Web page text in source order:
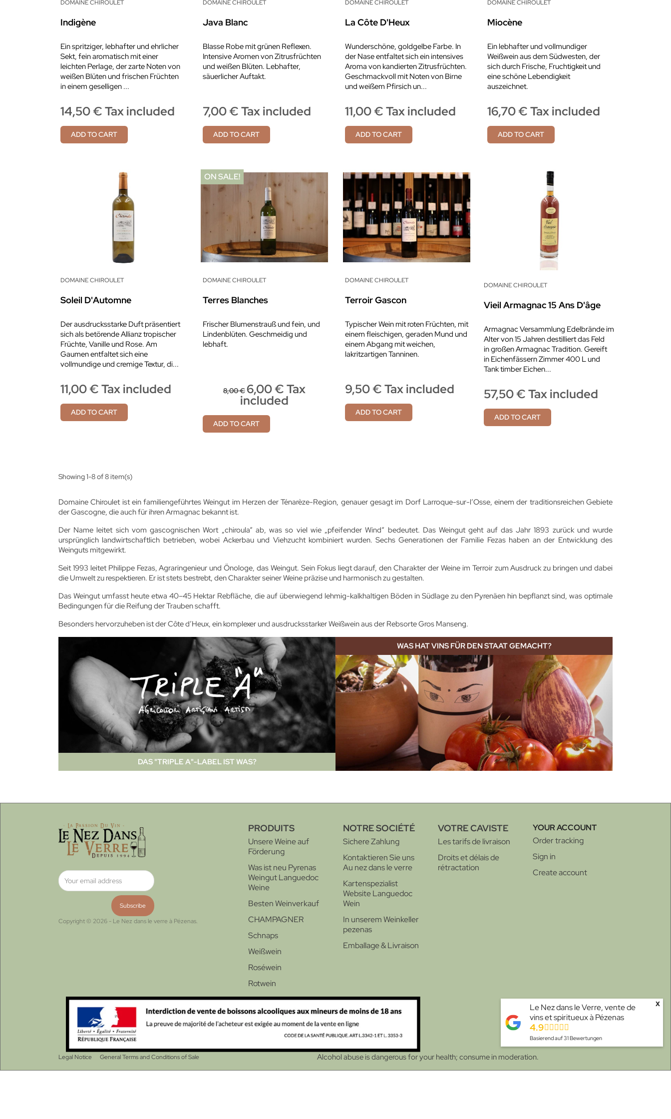
DOMAINE CHIROULET
Indigène
Ein spritziger, lebhafter und ehrlicher
Sekt, fein aromatisch mit einer
leichten Perlage, der zarte Noten von
weißen Blüten und frischen Früchten
in einem geselligen ...
14,50 € Tax included
ADD TO CART
DOMAINE CHIROULET
Java Blanc
Blasse Robe mit grünen Reflexen.
Intensive Aromen von Zitrusfrüchten
und weißen Blüten. Lebhafter,
säuerlicher Auftakt.
7,00 € Tax included
ADD TO CART
DOMAINE CHIROULET
La Côte D'Heux
Wunderschöne, goldgelbe Farbe. In
der Nase entfaltet sich ein intensives
Aroma von kandierten Zitrusfrüchten.
Geschmackvoll mit Noten von Birne
und weißem Pfirsich un...
11,00 € Tax included
ADD TO CART
DOMAINE CHIROULET
Miocène
Ein lebhafter und vollmundiger
Weißwein aus dem Südwesten, der
sich durch Frische, Fruchtigkeit und
eine schöne Lebendigkeit
auszeichnet.
16,70 € Tax included
ADD TO CART
DOMAINE CHIROULET
Soleil D'Automne
Der ausdrucksstarke Duft präsentiert
sich als betörende Allianz tropischer
Früchte, Vanille und Rose. Am
Gaumen entfaltet sich eine
vollmundige und cremige Textur, di...
11,00 € Tax included
ADD TO CART
DOMAINE CHIROULET
Terres Blanches
Frischer Blumenstrauß und fein, und
Lindenblüten. Geschmeidig und
lebhaft.
8,00 €6,00 € Tax
included
ADD TO CART
ON SALE!
DOMAINE CHIROULET
Terroir Gascon
Typischer Wein mit roten Früchten, mit
einem fleischigen, geraden Mund und
einem Abgang mit weichen,
lakritzartigen Tanninen.
9,50 € Tax included
ADD TO CART
DOMAINE CHIROULET
Vieil Armagnac 15 Ans D'âge
Armagnac Versammlung Edelbrände im
Alter von 15 Jahren destilliert das Feld
in großen Armagnac Tradition. Gereift
in Eichenfässern Zimmer 400 L und
Tank timber Eichen...
57,50 € Tax included
ADD TO CART
Showing 1-8 of 8 item(s)
Domaine Chiroulet ist ein familiengeführtes Weingut im Herzen der Ténarèze-Region, genauer gesagt im Dorf Larroque-sur-l’Osse, einem der traditionsreichen Gebiete
der Gascogne, die auch für ihren Armagnac bekannt ist.
Der Name leitet sich vom gascognischen Wort „chiroula“ ab, was so viel wie „pfeifender Wind“ bedeutet. Das Weingut geht auf das Jahr 1893 zurück und wurde
ursprünglich landwirtschaftlich betrieben, wobei Ackerbau und Viehzucht kombiniert wurden. Sechs Generationen der Familie Fezas haben an der Entwicklung des
Weinguts mitgewirkt.
Seit 1993 leitet Philippe Fezas, Agraringenieur und Önologe, das Weingut. Sein Fokus liegt darauf, den Charakter der Weine im Terroir zum Ausdruck zu bringen und dabei
die Umwelt zu respektieren. Er ist stets bestrebt, den Charakter seiner Weine präzise und harmonisch zu gestalten.
Das Weingut umfasst heute etwa 40–45 Hektar Rebfläche, die auf überwiegend lehmig-kalkhaltigen Böden in Südlage zu den Pyrenäen hin bepflanzt sind, was optimale
Bedingungen für die Reifung der Trauben schafft.
Besonders hervorzuheben ist der Côte d’Heux, ein komplexer und ausdrucksstarker Weißwein aus der Rebsorte Gros Manseng.
DAS "TRIPLE A"-LABEL IST WAS?
WAS HAT VINS FÜR DEN STAAT GEMACHT?
Copyright © 2026 - Le Nez dans le verre à Pézenas.
PRODUITS
Unsere Weine auf
Förderung
Was ist neu Pyrenas
Weingut Languedoc
Weine
Besten Weinverkauf
CHAMPAGNER
Schnaps
Weißwein
Roséwein
Rotwein
NOTRE SOCIÉTÉ
Sichere Zahlung
Kontaktieren Sie uns
Au nez dans le verre
Kartenspezialist
Website Languedoc
Wein
In unserem Weinkeller
pezenas
Emballage & Livraison
VOTRE CAVISTE
Les tarifs de livraison
Droits et délais de
rétractation
YOUR ACCOUNT
Order tracking
Sign in
Create account
Legal Notice General Terms and Conditions of Sale Alcohol abuse is dangerous for your health; consume in moderation.
Le Nez dans le Verre, vente de
vins et spiritueux à Pézenas
4.9
Basierend auf31Bewertungen
x